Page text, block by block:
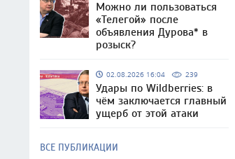
Можно ли пользоваться
«Телегой» после
объявления Дурова* в
розыск?
02.08.2026 16:04 239
Удары по Wildberries: в
чём заключается главный
ущерб от этой атаки
ВСЕ ПУБЛИКАЦИИ